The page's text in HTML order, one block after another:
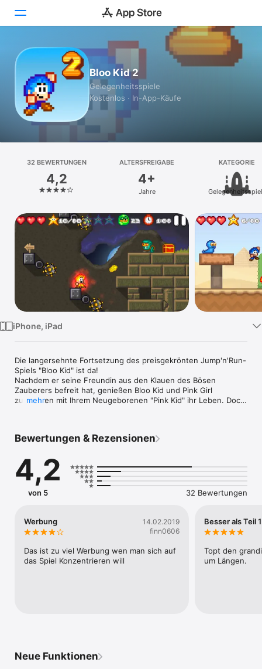
Heute
Spiele
Apps
Plattform
iPhone
iPad
Vision
Watch
Bloo Kid 2
Gelegenheits­spiele
Kostenlos · In-App-Käufe
32 BEWERTUNGEN
4,2
ALTERSFREIGABE
4+
Jahre
KATEGORIE
iPhone, iPad
Die langersehnte Fortsetzung des preisgekrönten Jump'n'Run-
Spiels "Bloo Kid" ist da!
Nachdem er seine Freundin aus den Klauen des Bösen
Zauberers befreit hat, genießen Bloo Kid und Pink Girl
zusammen mit Ihrem Neugeborenen "Pink Kid" ihr Leben. Doch
mit liebevoll gepixelter Grafik und einem bombastischen-
FÜNF riesige Welten mit jeweils neun Levels. Überstehe
brutale Bosskämpfe und entdecke zahllose Secrets in der Welt
von Bloo Kid 2.
- echte Pixel-Handarbeit
- einen fetten Chiptune-Soundtrack
- tonnenweise Secrets
- ultra-genaue, frei konfigurierbare Touch-Steuerung
mehr
Bewertungen & Rezensionen
4,2
von 5 32 Bewertungen
Werbung
14.02.2019
finn0606
Das ist zu viel Werbung wen man sich auf
das Spiel Konzentrieren will
Besser als Teil 1
Topt den
um Längen.
Neue Funktionen